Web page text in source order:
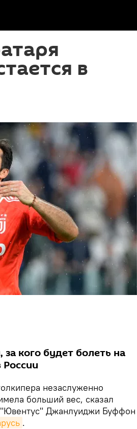
в
кого будет болеть на
незаслуженно
больший вес, сказал
"Ювентус" Джанлуиджи Буффон
.